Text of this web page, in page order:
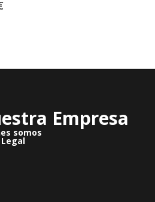
Empresa
somos